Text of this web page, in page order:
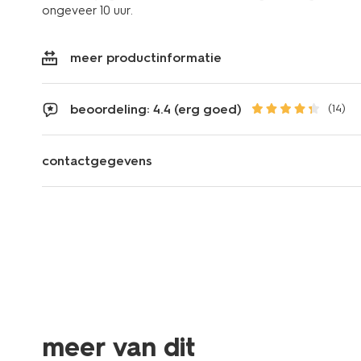
ongeveer 10 uur.
meer productinformatie
beoordeling: 4.4 (erg goed) (14)
contactgegevens
meer van dit